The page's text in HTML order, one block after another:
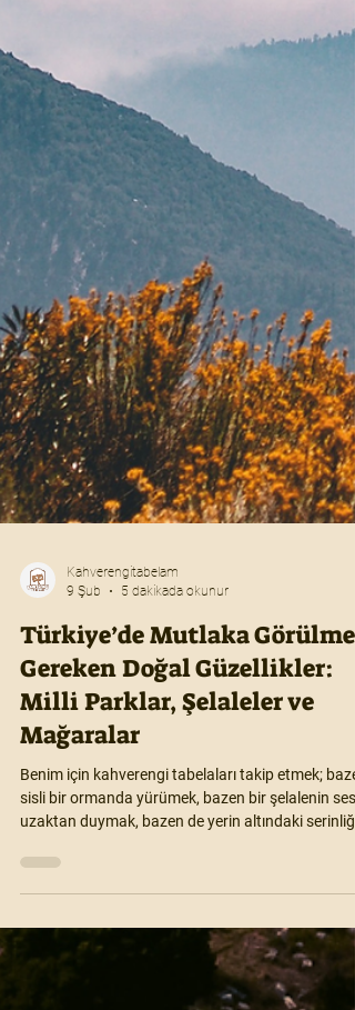
Kahverengitabelam
9 Şub
5 dakikada okunur
Türkiye’de Mutlaka
Gereken Doğal Güzellikler:
Milli Parklar, Şelaleler ve
Mağaralar
Benim için kahverengi tabelaları takip etmek;
uzaktan duymak, bazen de yerin altındaki serinliği
keşfetmek demek. İşte Türkiye’nin dört bir
kalabileceğin o eşsiz duraklar…